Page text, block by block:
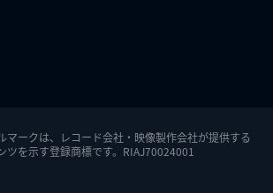
マークは、レコード会社・映像製作会社が提供する
ツを示す登録商標です。RIAJ70024001